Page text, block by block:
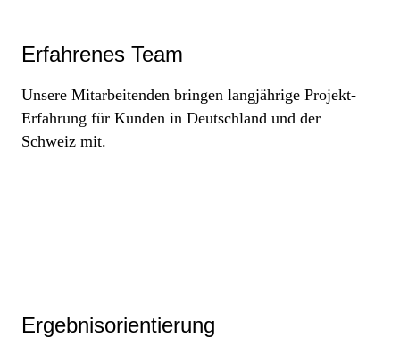
Erfahrenes Team
Unsere Mitarbeitenden bringen langjährige Projekt-
Erfahrung für Kunden in Deutschland und der
Schweiz mit.
Ergebnisorientierung